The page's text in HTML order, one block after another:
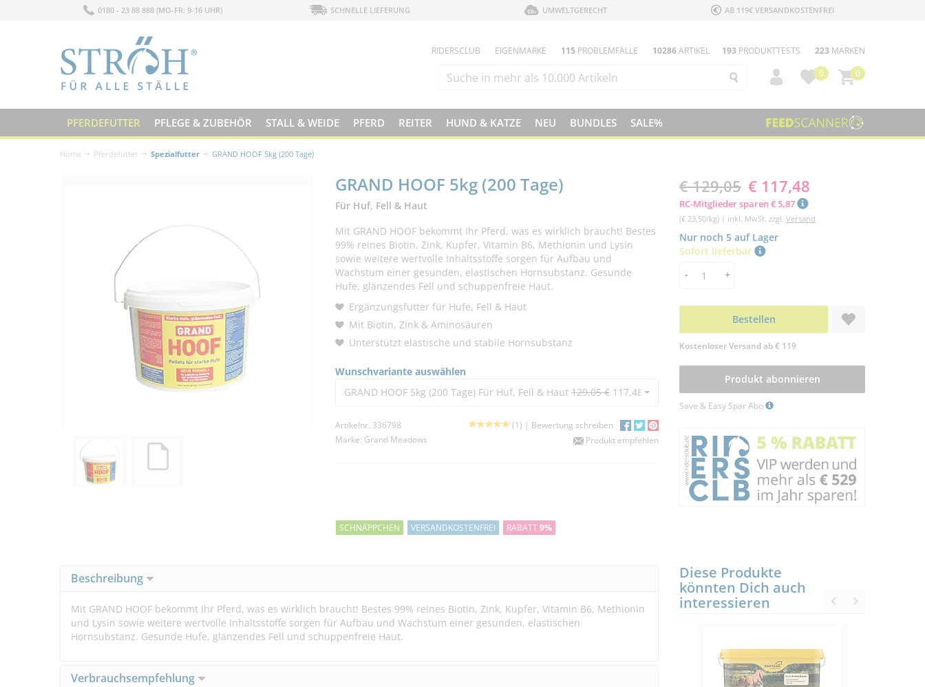
0180 - 23 88 888 (MO-FR: 9-16 UHR) SCHNELLE LIEFERUNG UMWELTGERECHT AB 119€ VERSANDKOSTENFREI
193 PRODUKTTESTS 223 MARKEN
RIDERSCLUB EIGENMARKE 115 PROBLEMFÄLLE 10286ARTIKEL
0
0
PFERDEFUTTER PFLEGE & ZUBEHÖR STALL & WEIDE PFERD REITER HUND & KATZE NEU BUNDLES SALE%
Home Pferdefutter Spezialfutter GRAND HOOF 5kg (200 Tage)
GRAND HOOF 5kg (200 Tage)
Für Huf, Fell & Haut
Mit GRAND HOOF bekommt Ihr Pferd, was es wirklich braucht! Bestes
99% reines Biotin, Zink, Kupfer, Vitamin B6, Methionin und Lysin
sowie weitere wertvolle Inhaltsstoffe sorgen für Aufbau und
Wachstum einer gesunden, elastischen Hornsubstanz. Gesunde
Hufe, glänzendes Fell und schuppenfreie Haut.
Ergänzungsfutter für Hufe, Fell & Haut
Mit Biotin, Zink & Aminosäuren
Unterstützt elastische und stabile Hornsubstanz
Wunschvariante auswählen
GRAND HOOF 5kg (200 Tage) Für Huf, Fell & Haut 129,05 € 117,48 €
Artikelnr. 336798 (1) | Bewertung schreiben
Marke: Grand Meadows Produkt empfehlen
€ 129,05 € 117,48
RC-Mitglieder sparen € 5,87
(€ 23,50/kg) | inkl. MwSt. zzgl. Versand
Nur noch 5 auf Lager
Sofort lieferbar
Menge
- +
Bestellen
Kostenloser Versand ab € 119
Produkt abonnieren
Save & Easy Spar Abo
SCHNÄPPCHEN VERSANDKOSTENFREI RABATT9%
Beschreibung
Mit GRAND HOOF bekommt Ihr Pferd, was es wirklich braucht! Bestes 99% reines Biotin, Zink, Kupfer, Vitamin B6, Methionin
und Lysin sowie weitere wertvolle Inhaltsstoffe sorgen für Aufbau und Wachstum einer gesunden, elastischen
Hornsubstanz. Gesunde Hufe, glänzendes Fell und schuppenfreie Haut.
Verbrauchsempfehlung
Diese Produkte
könnten Dich auch
interessieren